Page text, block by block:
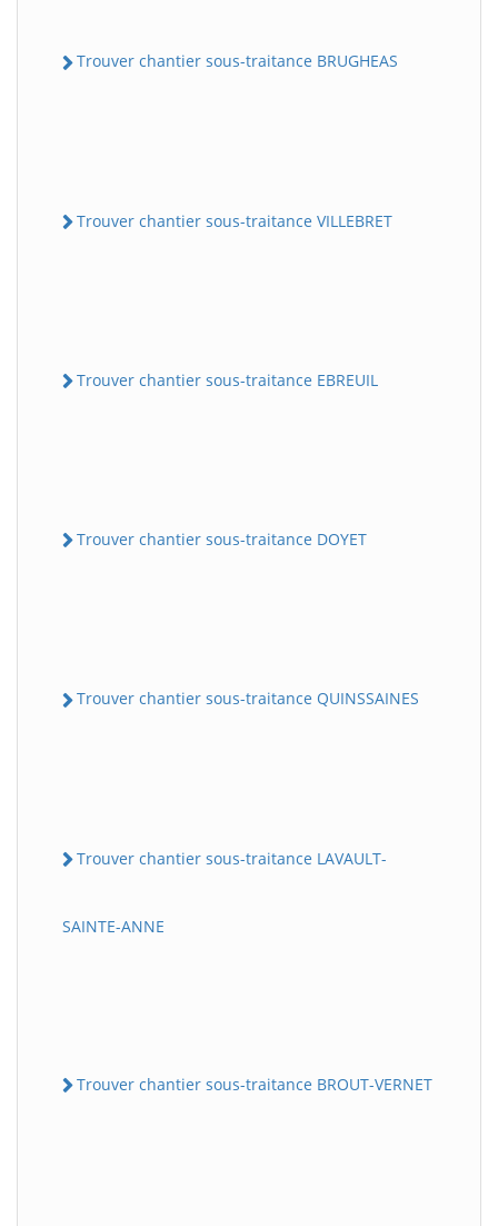
Trouver chantier sous-traitance BRUGHEAS
Trouver chantier sous-traitance VILLEBRET
Trouver chantier sous-traitance EBREUIL
Trouver chantier sous-traitance DOYET
Trouver chantier sous-traitance QUINSSAINES
Trouver chantier sous-traitance LAVAULT-
SAINTE-ANNE
Trouver chantier sous-traitance BROUT-VERNET